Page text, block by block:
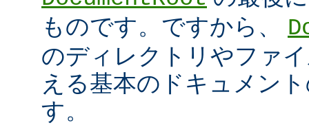
ものです。ですから、
のディレクトリやファ
える基本のドキュメン
す。